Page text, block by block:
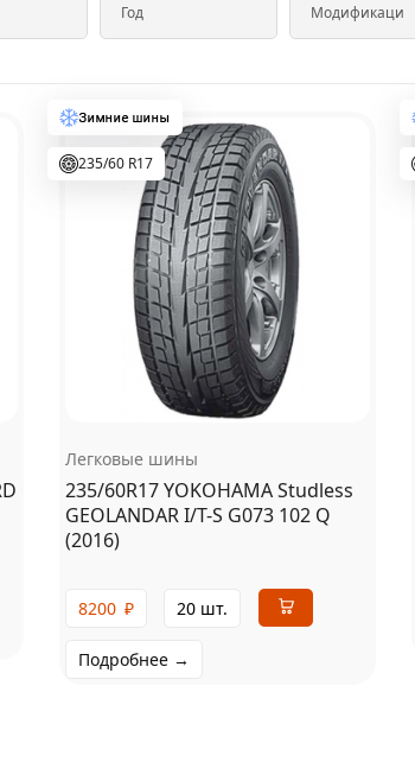
235/60 R17
Легковые шины
235/60R17 YOKOHAMA Studless
GEOLANDAR I/T-S G073 102 Q
(2016)
8200 ₽ 20 шт.
Подробнее →